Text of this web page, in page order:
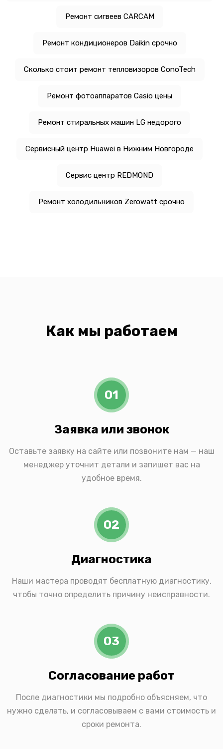
Ремонт сигвеев CARCAM
Ремонт кондиционеров Daikin срочно
Сколько стоит ремонт тепловизоров ConoTech
Ремонт фотоаппаратов Casio цены
Ремонт стиральных машин LG недорого
Сервисный центр Huawei в Нижним Новгороде
Сервис центр REDMOND
Ремонт холодильников Zerowatt срочно
Как мы работаем
01
Заявка или звонок
Оставьте заявку на сайте или позвоните нам — наш
менеджер уточнит детали и запишет вас на
удобное время.
02
Диагностика
Наши мастера проводят бесплатную диагностику,
чтобы точно определить причину неисправности.
03
Согласование работ
После диагностики мы подробно объясняем, что
нужно сделать, и согласовываем с вами стоимость и
сроки ремонта.